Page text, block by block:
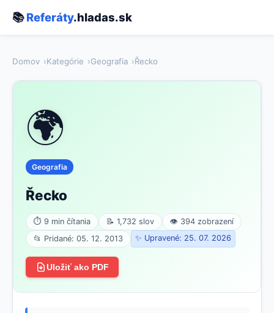
📚Referáty.hladas.sk
Domov Kategórie Geografia Řecko
🌍
Geografia
Řecko
⏱ 9 min čítania 📝 1,732 slov
👁 394 zobrazení
📂 Pridané: 05. 12. 2013
✨ Upravené: 25. 07. 2026
Uložiť ako PDF